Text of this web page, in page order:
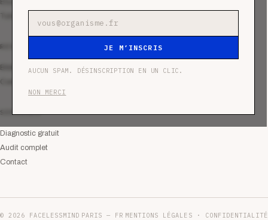
JE M’INSCRIS
AUCUN SPAM. DÉSINSCRIPTION EN UN CLIC.
NON MERCI
Tutoriels
RESSOURCES
Bibliothèque
Communauté
SERVICES
Diagnostic gratuit
Audit complet
Contact
© 2026 FACELESSMIND PARIS — FR MENTIONS LÉGALES · CONFIDENTIALITÉ